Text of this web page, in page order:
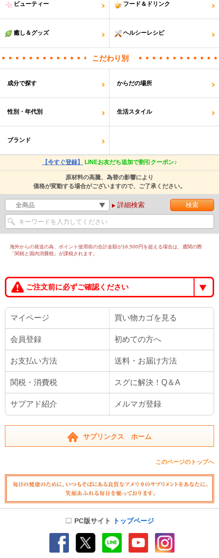
ビューティー フード＆ドリンク
癒し＆グッズ ヘルシーレシピ
こだわり別
成分で探す からだの場所
性別・年代別 生活スタイル
ブランド
【今すぐ登録】 LINEお友だち追加で割引クーポン♪
原材料の高騰、為替の影響により
価格が変動する場合がございますので、ご了承ください。
詳細検索
海外からの発送の為、ポイント使用前の合計金額が16,500円を超える場合は、通関の際
「関税と国内消費税」が課税されます。
ご注文前に必ずご確認ください
マイページ 買い物カゴを見る
会員登録 初めての方へ
お支払い方法 送料・お届け方法
関税・消費税 スグに解決！Q＆A
サプアド紹介 メルマガ登録
サプリンクス ホーム
このページのトップへ
PC版サイト トップページ